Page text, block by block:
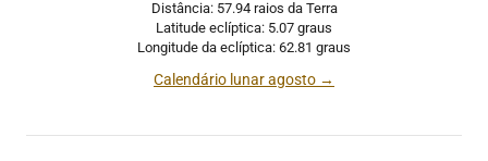
Distância: 57.94 raios da Terra
Latitude eclíptica: 5.07 graus
Longitude da eclíptica: 62.81 graus
Calendário lunar agosto →